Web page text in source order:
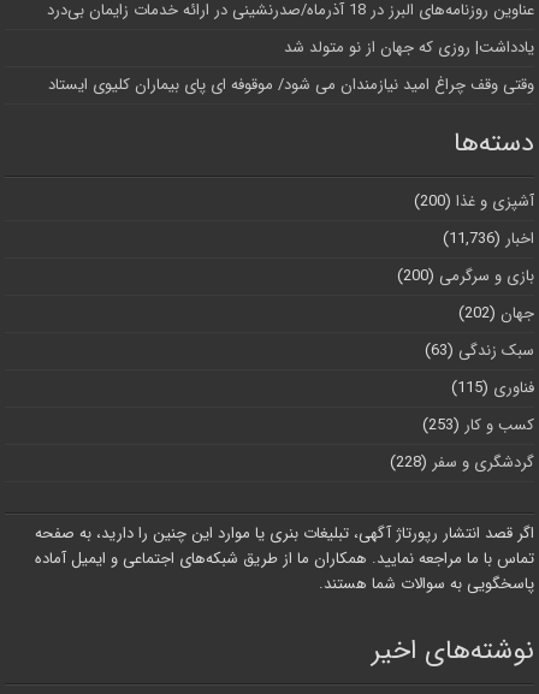
عناوین روزنامه‌های البرز در ‌18 آذرماه/صدرنشینی در ارائه خدمات زایمان بی‌درد
یادداشت| روزی که جهان از نو متولد شد
وقتی وقف چراغ امید نیازمندان می شود/ موقوفه ای پای بیماران کلیوی ایستاد
دسته‌ها
آشپزی و غذا (200)
اخبار (11,736)
بازی و سرگرمی (200)
جهان (202)
سبک زندگی (63)
فناوری (115)
کسب و کار (253)
گردشگری و سفر (228)
اگر قصد انتشار رپورتاژ آگهی، تبلیغات بنری یا موارد این چنین را دارید، به صفحه
تماس با ما مراجعه نمایید. همکاران ما از طریق شبکه‌های اجتماعی و ایمیل آماده
پاسخگویی به سوالات شما هستند.
نوشته‌های اخیر